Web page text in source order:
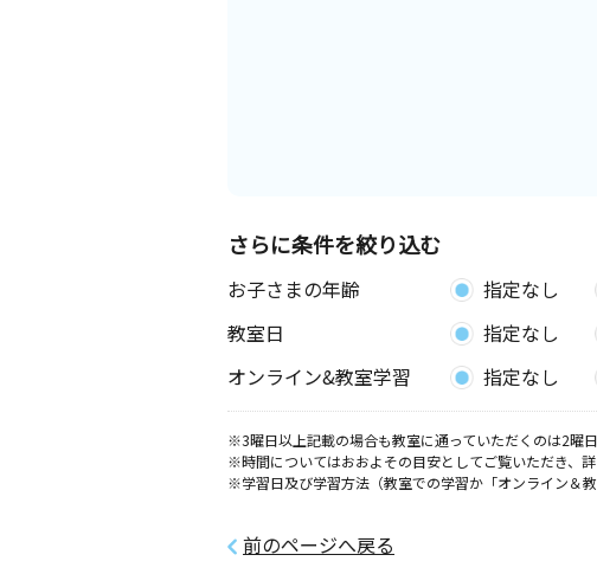
さらに条件を絞り込む
お子さまの年齢 指定なし
教室日
指定なし
オンライン&教室学習
指定なし
※3曜日以上記載の場合も教室に通っていただくのは2曜日
※時間についてはおおよその目安としてご覧いただき、
※学習日及び学習方法（教室での学習か「オンライン＆
前のページへ戻る